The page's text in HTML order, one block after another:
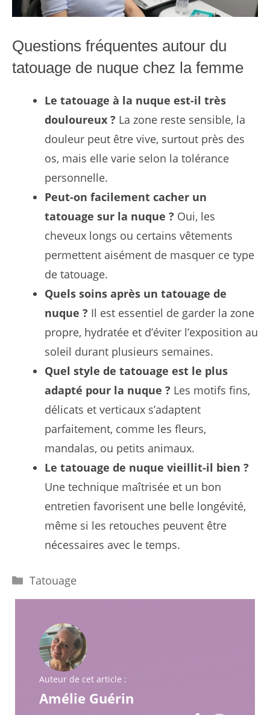
Questions fréquentes autour du
tatouage de nuque chez la femme
Le tatouage à la nuque est-il très
douloureux ? La zone reste sensible, la
douleur peut être vive, surtout près des
os, mais elle varie selon la tolérance
personnelle.
Peut-on facilement cacher un
tatouage sur la nuque ? Oui, les
cheveux longs ou certains vêtements
permettent aisément de masquer ce type
de tatouage.
Quels soins après un tatouage de
nuque ? Il est essentiel de garder la zone
propre, hydratée et d’éviter l’exposition au
soleil durant plusieurs semaines.
Quel style de tatouage est le plus
adapté pour la nuque ? Les motifs fins,
délicats et verticaux s’adaptent
parfaitement, comme les fleurs,
mandalas, ou petits animaux.
Le tatouage de nuque vieillit-il bien ?
Une technique maîtrisée et un bon
entretien favorisent une belle longévité,
même si les retouches peuvent être
nécessaires avec le temps.
Catégories
Tatouage
Auteur de cet article :
Amélie Guérin